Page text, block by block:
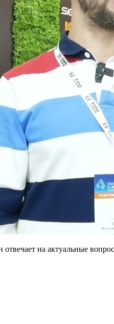
на актуальные